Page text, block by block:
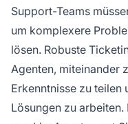
Support-Teams
um komplexere
lösen. Robuste
Agenten, miteinander
Erkenntnisse zu teilen
Lösungen zu